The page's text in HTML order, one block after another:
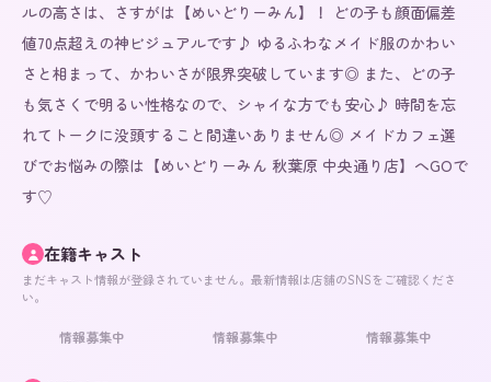
ルの高さは、さすがは【めいどりーみん】！ どの子も顔面偏差
値70点超えの神ビジュアルです♪ ゆるふわなメイド服のかわい
さと相まって、かわいさが限界突破しています◎ また、どの子
も気さくで明るい性格なので、シャイな方でも安心♪ 時間を忘
れてトークに没頭すること間違いありません◎ メイドカフェ選
びでお悩みの際は【めいどりーみん 秋葉原 中央通り店】へGOで
す♡
在籍キャスト
まだキャスト情報が登録されていません。最新情報は店舗のSNSをご確認くださ
い。
情報募集中 情報募集中 情報募集中